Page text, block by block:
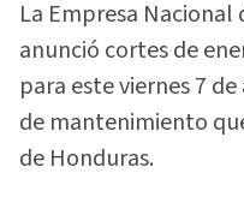
La Empresa Nacional
anunció cortes de
para este viernes 7
de mantenimiento
de Honduras.